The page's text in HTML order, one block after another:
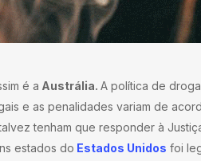
é a Austrália. A política de
e as penalidades variam de
tenham que responder à
estados do Estados Unidos foi